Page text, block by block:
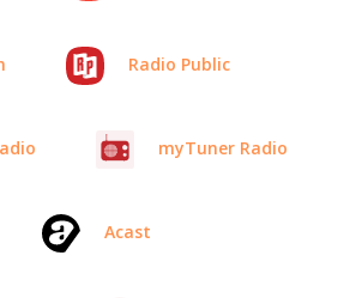
Radio Public
myTuner Radio
Acast